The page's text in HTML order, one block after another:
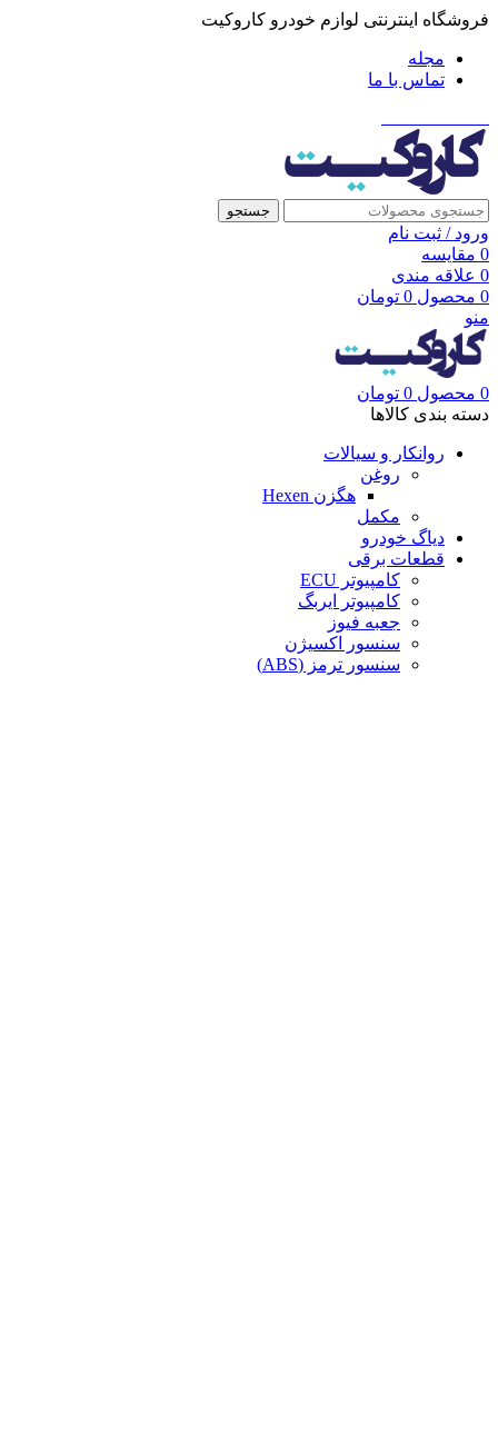
فروشگاه اینترنتی لوازم خودرو کاروکیت
مجله
تماس با ما
جستجو
ورود / ثبت نام
0 مقایسه
0 علاقه مندی
0 محصول 0 تومان
منو
0 محصول 0 تومان
دسته بندی کالاها
روانکار و سیالات
روغن
هگزن Hexen
مکمل
دیاگ خودرو
قطعات برقی
کامپیوتر ECU
کامپیوتر ایربگ
جعبه فیوز
سنسور اکسیژن
سنسور ترمز (ABS)